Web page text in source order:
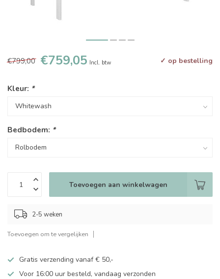
€799,00 €759,05 Incl. btw ✓ op bestelling
Kleur: *
Bedbodem: *
Toevoegen aan winkelwagen
2-5 weken
Toevoegen om te vergelijken
Gratis verzending vanaf € 50,-
Voor 16:00 uur besteld, vandaag verzonden